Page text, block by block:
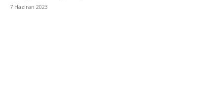
7 Haziran 2023